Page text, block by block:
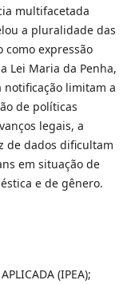
multifacetada
a pluralidade das
expressão
Lei Maria da Penha,
limitam a
de políticas
legais, a
de dados dificultam
em situação de
e de gênero.
(IPEA);